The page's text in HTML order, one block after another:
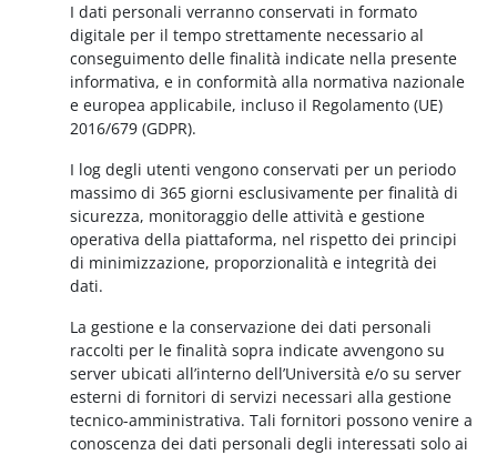
I dati personali verranno conservati in formato
digitale per il tempo strettamente necessario al
conseguimento delle finalità indicate nella presente
informativa, e in conformità alla normativa nazionale
e europea applicabile, incluso il Regolamento (UE)
2016/679 (GDPR).
I log degli utenti vengono conservati per un periodo
massimo di 365 giorni esclusivamente per finalità di
sicurezza, monitoraggio delle attività e gestione
operativa della piattaforma, nel rispetto dei principi
di minimizzazione, proporzionalità e integrità dei
dati.
La gestione e la conservazione dei dati personali
raccolti per le finalità sopra indicate avvengono su
server ubicati all’interno dell’Università e/o su server
esterni di fornitori di servizi necessari alla gestione
tecnico-amministrativa. Tali fornitori possono venire a
conoscenza dei dati personali degli interessati solo ai